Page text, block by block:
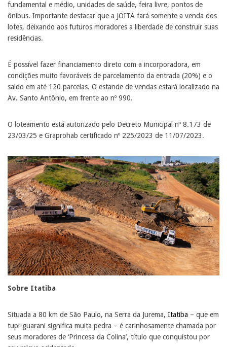
fundamental e médio, unidades de saúde, feira livre, pontos de
ônibus. Importante destacar que a JOITA fará somente a venda dos
lotes, deixando aos futuros moradores a liberdade de construir suas
residências.
É possível fazer financiamento direto com a incorporadora, em
condições muito favoráveis de parcelamento da entrada (20%) e o
saldo em até 120 parcelas. O estande de vendas estará localizado na
Av. Santo Antônio, em frente ao nº 990.
O loteamento está autorizado pelo Decreto Municipal nº 8.173 de
23/03/25 e Graprohab certificado nº 225/2023 de 11/07/2023.
Sobre Itatiba
Situada a 80 km de São Paulo, na Serra da Jurema, Itatiba – que em
tupi-guarani significa muita pedra – é carinhosamente chamada por
seus moradores de ‘Princesa da Colina’, título que conquistou por